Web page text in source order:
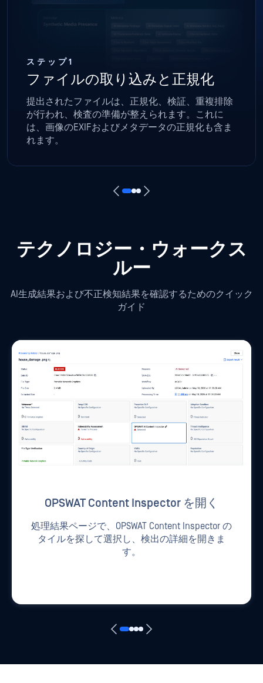
ステップ1
ファイルの取り込みと正規化
提出されたファイルは、正規化、検証、重複排除
が行われ、検査の準備が整えられます。これに
は、画像のEXIFおよびメタデータの正規化も含ま
れます。
テクノロジー・ウォークス
ルー
AI生成結果および不正検知結果を確認するためのクイック
ガイド
OPSWAT Content Inspector を開く
処理結果ページで、OPSWAT Content Inspector の
タイルを探して選択し、検出の詳細を開きま
す。